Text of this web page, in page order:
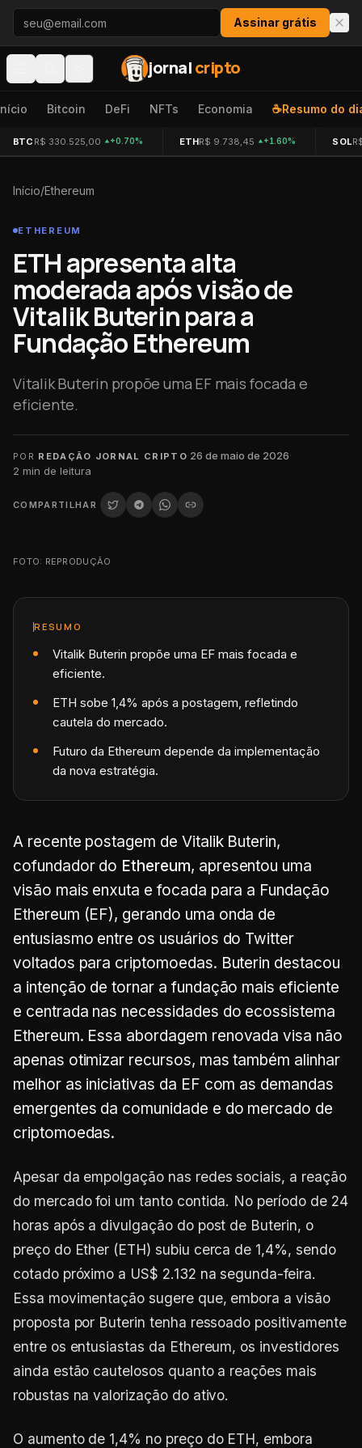
Pular para o conteúdo
Assinar grátis
jornalcripto
Bitcoin DeFi NFTs Economia ☕Resumo do
BTC R$ 330.525,00 +0.70% ETHR$ 9.738,45 +1.60% SOL
Início/Ethereum
ETHEREUM
ETH apresenta alta
moderada após visão de
Vitalik Buterin para a
Fundação Ethereum
Vitalik Buterin propõe uma EF mais focada e
eficiente.
POR REDAÇÃO JORNAL CRIPTO·26 de maio de 2026·
2 min de leitura
COMPARTILHAR
FOTO: REPRODUÇÃO
RESUMO
Vitalik Buterin propõe uma EF mais focada e
eficiente.
ETH sobe 1,4% após a postagem, refletindo
cautela do mercado.
Futuro da Ethereum depende da implementação
da nova estratégia.
A recente postagem de Vitalik Buterin,
cofundador do Ethereum, apresentou uma
visão mais enxuta e focada para a Fundação
Ethereum (EF), gerando uma onda de
entusiasmo entre os usuários do Twitter
voltados para criptomoedas. Buterin destacou
a intenção de tornar a fundação mais eficiente
e centrada nas necessidades do ecossistema
Ethereum. Essa abordagem renovada visa não
apenas otimizar recursos, mas também alinhar
melhor as iniciativas da EF com as demandas
emergentes da comunidade e do mercado de
criptomoedas.
Apesar da empolgação nas redes sociais, a reação
do mercado foi um tanto contida. No período de 24
horas após a divulgação do post de Buterin, o
preço do Ether (ETH) subiu cerca de 1,4%, sendo
cotado próximo a US$ 2.132 na segunda-feira.
Essa movimentação sugere que, embora a visão
proposta por Buterin tenha ressoado positivamente
entre os entusiastas da Ethereum, os investidores
ainda estão cautelosos quanto a reações mais
robustas na valorização do ativo.
O aumento de 1,4% no preço do ETH, embora